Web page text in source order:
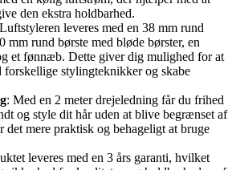
den ekstra holdbarhed.
leveres med en 38 mm rund
mm rund børste med bløde børster, en
et fønnæb. Dette giver dig mulighed for at
forskellige stylingteknikker og skabe
: Med en 2 meter drejeledning får du frihed
og style dit hår uden at blive begrænset af
det mere praktisk og behageligt at bruge
leveres med en 3 års garanti, hvilket